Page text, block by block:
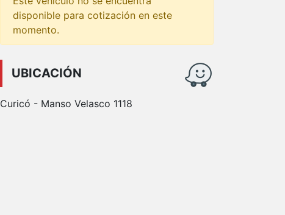
disponible para cotización en este
momento.
UBICACIÓN
Curicó - Manso Velasco 1118